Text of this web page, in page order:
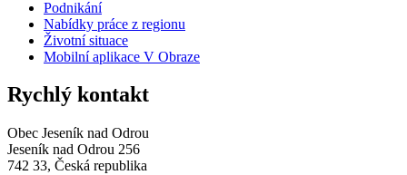
Podnikání
Nabídky práce z regionu
Životní situace
Mobilní aplikace V Obraze
Rychlý kontakt
Obec Jeseník nad Odrou
Jeseník nad Odrou 256
742 33, Česká republika